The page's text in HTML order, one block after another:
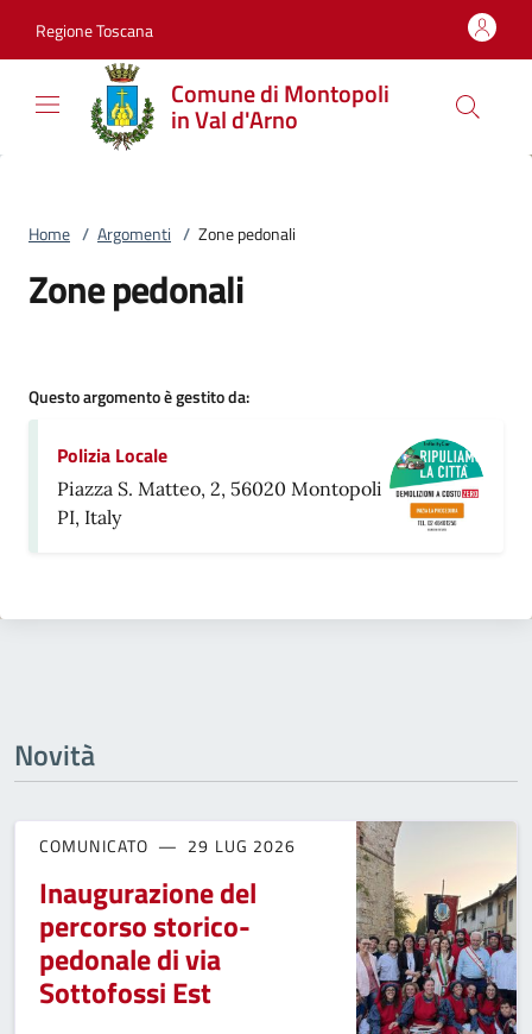
Regione Toscana
Comune di Montopoli
in Val d'Arno
Home / Argomenti / Zone pedonali
Zone pedonali
Questo argomento è gestito da:
Polizia Locale
Piazza S. Matteo, 2, 56020 Montopoli
PI, Italy
Novità
COMUNICATO 29 LUG 2026
Inaugurazione del
percorso storico-
pedonale di via
Sottofossi Est